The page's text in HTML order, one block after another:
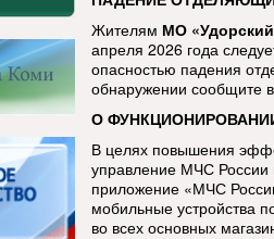
Жителям МО
апреля 2026 года
опасностью падения
обнаружении сообщите
О
В целях повышения
управление МЧС России
приложение «МЧС
мобильные устройства
во всех основных